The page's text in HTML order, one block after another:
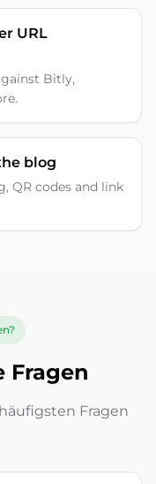
URL
Bitly,
blog
QR codes and link
Fragen
Fragen